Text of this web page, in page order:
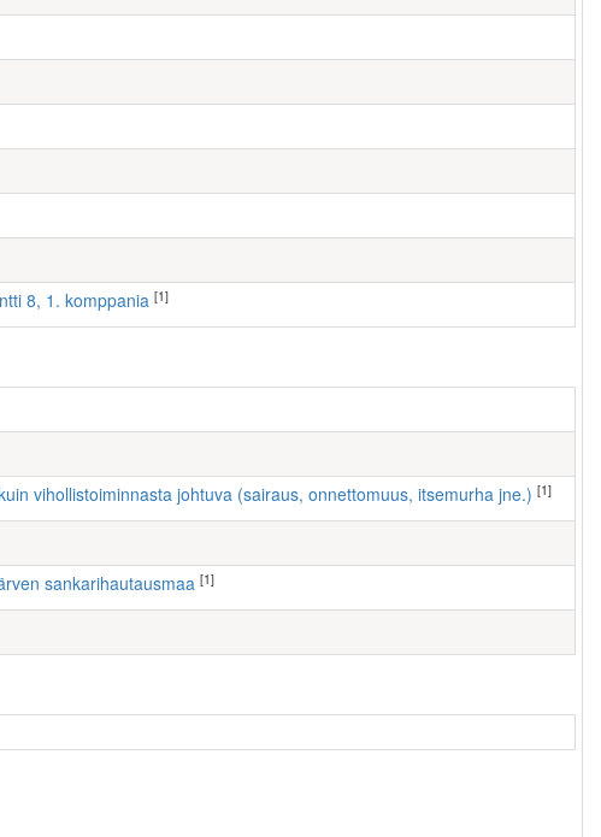
8, 1. komppania [1]
kuin vihollistoiminnasta johtuva (sairaus, onnettomuus, itsemurha jne.) [1]
sankarihautausmaa [1]